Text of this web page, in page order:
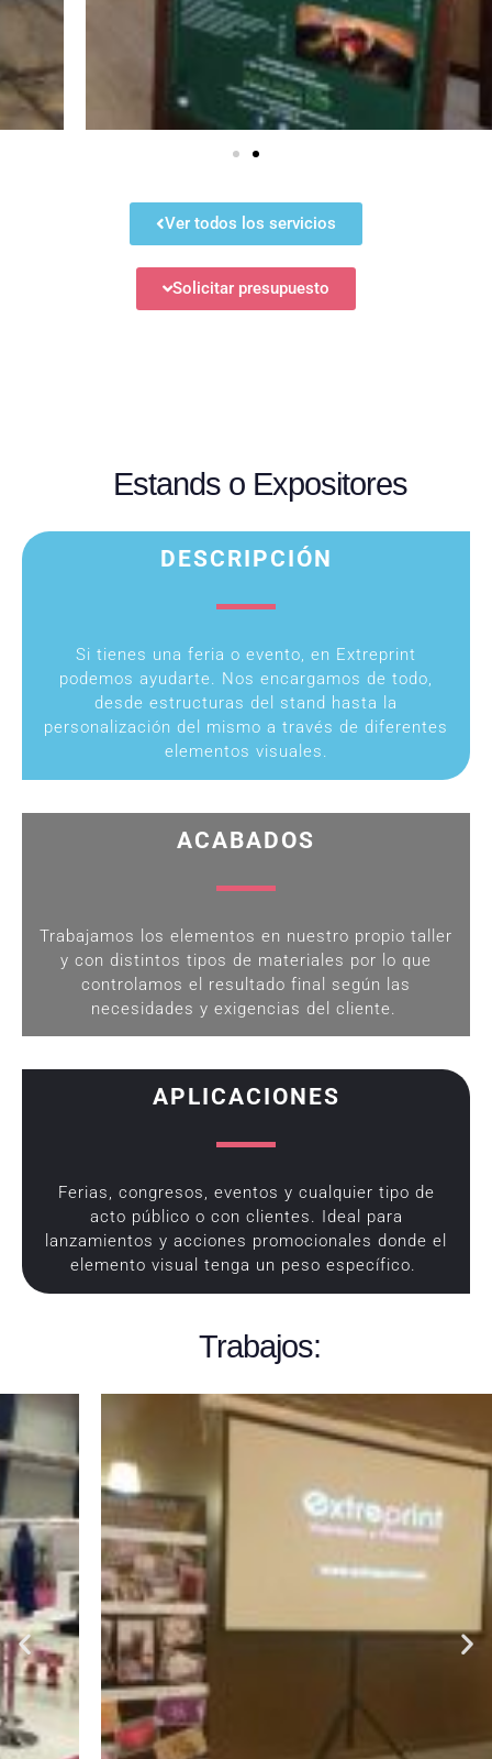
Ver todos los servicios
Solicitar presupuesto
Estands o Expositores
DESCRIPCIÓN
Si tienes una feria o evento, en Extreprint
podemos ayudarte. Nos encargamos de todo,
desde estructuras del stand hasta la
personalización del mismo a través de diferentes
elementos visuales.
ACABADOS
Trabajamos los elementos en nuestro propio taller
y con distintos tipos de materiales por lo que
controlamos el resultado final según las
necesidades y exigencias del cliente.
APLICACIONES
Ferias, congresos, eventos y cualquier tipo de
acto público o con clientes. Ideal para
lanzamientos y acciones promocionales donde el
elemento visual tenga un peso específico.
Trabajos: